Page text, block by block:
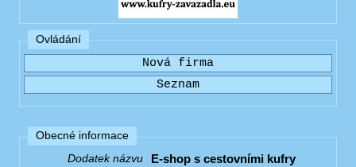
Ovládání
Obecné informace
Dodatek názvu
E-shop s cestovními kufry